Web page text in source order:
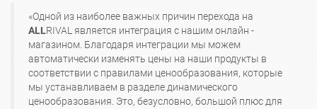
«Одной из наиболее важных причин перехода на
ALLRIVAL является интеграция с нашим онлайн -
магазином. Благодаря интеграции мы можем
автоматически изменять цены на наши продукты в
соответствии с правилами ценообразования, которые
мы устанавливаем в разделе динамического
ценообразования. Это, безусловно, большой плюс для